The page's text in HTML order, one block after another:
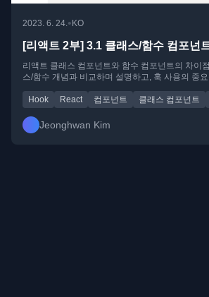
2023. 6. 24. •KO
[리액트 2부] 3.1 클래스/함수 컴포넌
리액트 클래스 컴포넌트와 함수 컴포넌트의 차이
스/함수 개념과 비교하며 설명하고, 훅 사용의 중
Hook React 컴포넌트 클래스 컴포넌트
Jeonghwan Kim